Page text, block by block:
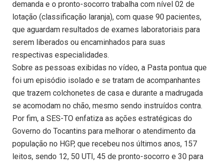
demanda e o pronto-socorro trabalha com nível 02 de
lotação (classificação laranja), com quase 90 pacientes,
que aguardam resultados de exames laboratoriais para
serem liberados ou encaminhados para suas
respectivas especialidades.
Sobre as pessoas exibidas no vídeo, a Pasta pontua que
foi um episódio isolado e se tratam de acompanhantes
que trazem colchonetes de casa e durante a madrugada
se acomodam no chão, mesmo sendo instruídos contra.
Por fim, a SES-TO enfatiza as ações estratégicas do
Governo do Tocantins para melhorar o atendimento da
população no HGP, que recebeu nos últimos anos, 157
leitos, sendo 12, 50 UTI, 45 de pronto-socorro e 30 para